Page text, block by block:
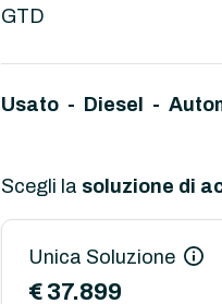
GTD
Usato - Diesel -
Scegli la soluzione di
Unica Soluzione
€ 37.899